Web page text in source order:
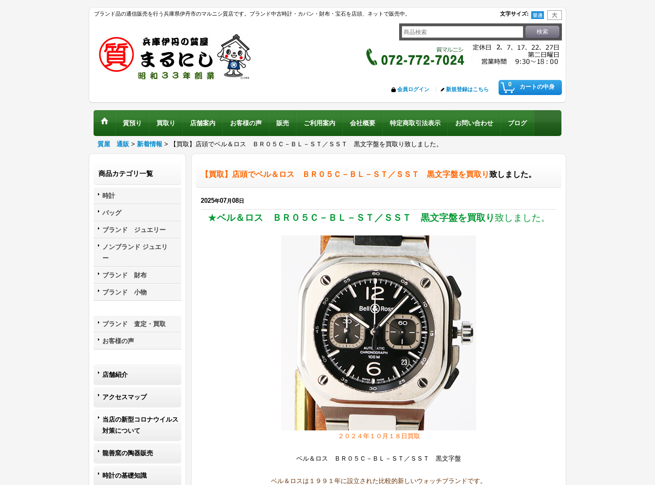
ブランド品の通信販売を行う兵庫県伊丹市のマルニシ質店です。ブランド中古時計・カバン・財布・宝石を店頭、ネットで販売中。 文字サイズ:
0 カートの中身
会員ログイン 新規登録はこちら
質預り 買取り 店舗案内 お客様の声 販売 ご利用案内 会社概要 特定商取引法表示 お問い合わせ ブログ
質屋 通販 > 新着情報 > 【買取】店頭でベル＆ロス ＢＲ０５Ｃ－ＢＬ－ＳＴ／ＳＳＴ 黒文字盤を買取り致しました。
商品カテゴリ一覧
時計
バッグ
ブランド ジュエリー
ノンブランド ジュエリ
ー
ブランド 財布
ブランド 小物
ブランド 査定・買取
お客様の声
店舗紹介
アクセスマップ
当店の新型コロナウイルス
対策について
龍善窯の陶器販売
時計の基礎知識
【買取】店頭でベル＆ロス ＢＲ０５Ｃ－ＢＬ－ＳＴ／ＳＳＴ 黒文字盤を買取り致しました。
2025年07月08日
★ベル＆ロス ＢＲ０５Ｃ－ＢＬ－ＳＴ／ＳＳＴ 黒文字盤を買取り致しました。
２０２４年１０月１８日買取
ベル＆ロス ＢＲ０５Ｃ－ＢＬ－ＳＴ／ＳＳＴ 黒文字盤
ベル＆ロスは１９９１年に設立された比較的新しいウォッチブランドです。